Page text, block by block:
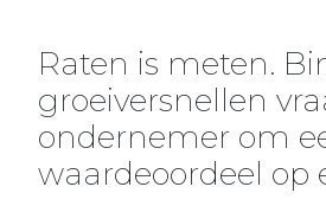
Raten is meten.
groeiversnellen
ondernemer om
waardeoordeel op